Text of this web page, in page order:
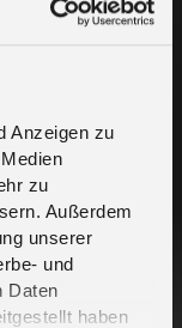
Anzeigen zu
zu
Außerdem
unserer
und
Daten
haben
darüber, wie
Netzwerken
Lieferketten